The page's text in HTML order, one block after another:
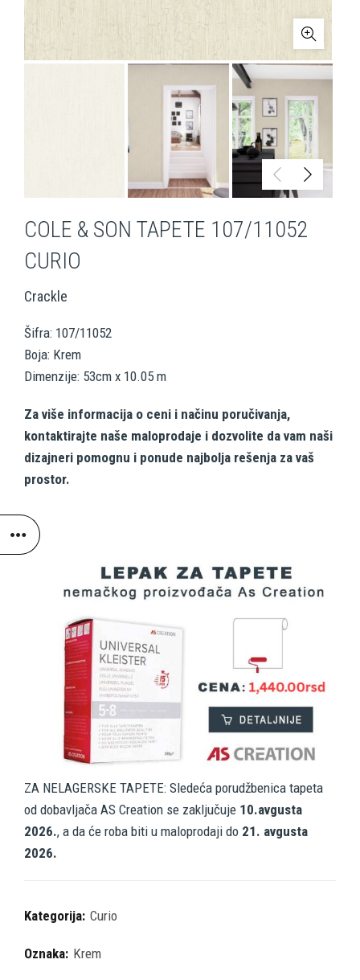
COLE & SON TAPETE 107/11052
CURIO
Crackle
Šifra: 107/11052
Boja: Krem
Dimenzije: 53cm x 10.05 m
Za više informacija o ceni i načinu poručivanja,
kontaktirajte naše maloprodaje i dozvolite da vam naši
dizajneri pomognu i ponude najbolja rešenja za vaš
prostor.
ZA NELAGERSKE TAPETE: Sledeća porudžbenica tapeta
od dobavljača AS Creation se zaključuje 10.avgusta
2026., a da će roba biti u maloprodaji do 21. avgusta
2026.
Kategorija: Curio
Oznaka: Krem